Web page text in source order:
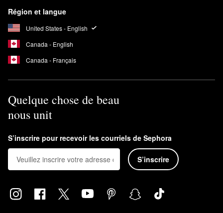
Région et langue
United States - English
Canada - English
Canada - Français
Quelque chose de beau
nous unit
S’inscrire pour recevoir les courriels de Sephora
S’inscrire